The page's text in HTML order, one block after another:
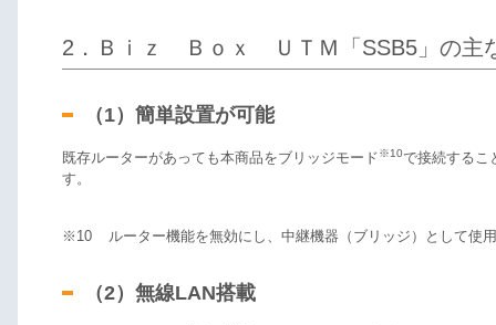
2．Ｂｉｚ Ｂｏｘ ＵＴＭ「SSB5」の主
（1）簡単設置が可能
既存ルーターがあっても本商品をブリッジモード※10で接続するこ
す。
※10 ルーター機能を無効にし、中継機器（ブリッジ）として使
（2）無線LAN搭載